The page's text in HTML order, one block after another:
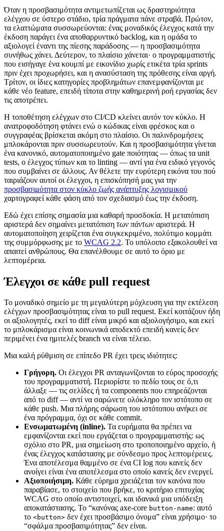
Όταν η προσβασιμότητα αντιμετωπίζεται ως δραστηριότητα
ελέγχου σε ύστερο στάδιο, τρία πράγματα πάνε στραβά. Πρώτον,
τα ελαττώματα συσσωρεύονται: ένας μοναδικός έλεγχος κατά την
έκδοση παράγει ένα αποθαρρυντικό backlog, και η ομάδα το
αξιολογεί έναντι της πίεσης παράδοσης — η προσβασιμότητα
συνήθως χάνει. Δεύτερον, το πλαίσιο χάνεται· ο προγραμματιστής
που εισήγαγε ένα κουμπί με εικονίδιο χωρίς ετικέτα τρία sprints
πριν έχει προχωρήσει, και η ανασύσταση της πρόθεσης είναι αργή.
Τρίτον, οι ίδιες κατηγορίες προβλημάτων επανεμφανίζονται με
κάθε νέο feature, επειδή τίποτα στην καθημερινή ροή εργασίας δεν
τις αποτρέπει.
Η τοποθέτηση ελέγχων στο CI/CD κλείνει αυτόν τον κύκλο. Η
ανατροφοδότηση φτάνει ενώ ο κώδικας είναι φρέσκος και ο
συγγραφέας βρίσκεται ακόμη στο πλαίσιο. Οι παλινδρομήσεις
μπλοκάρονται πριν συσσωρευτούν. Και η προσβασιμότητα γίνεται
ένα κανονικό, αυτοματοποιημένο gate ποιότητας — όπως τα unit
tests, ο έλεγχος τύπων και το linting — αντί για ένα ειδικό γεγονός
που συμβαίνει σε άλλους. Αν θέλετε την ευρύτερη εικόνα του πού
ταιριάζουν αυτοί οι έλεγχοι, η επισκόπησή μας για την
προσβασιμότητα στον κύκλο ζωής ανάπτυξης λογισμικού
χαρτογραφεί κάθε φάση από τον σχεδιασμό έως την έκδοση.
Εδώ έχει επίσης σημασία μια καθαρή προσδοκία. Η μετατόπιση
αριστερά δεν σημαίνει μετατόπιση των πάντων αριστερά. Η
αυτοματοποίηση χειρίζεται ένα συγκεκριμένο, πολύτιμο κομμάτι
της συμμόρφωσης με το WCAG 2.2. Το υπόλοιπο εξακολουθεί να
απαιτεί ανθρώπους. Θα επανέλθουμε σε αυτό το όριο με
λεπτομέρεια.
Έλεγχοι σε κάθε pull request
Το μοναδικό σημείο με τη μεγαλύτερη μόχλευση για την εκτέλεση
ελέγχων προσβασιμότητας είναι το pull request. Εκεί κοιτάζουν ήδη
οι αξιολογητές, εκεί το diff είναι μικρό και αξιολογήσιμο, και εκεί
το μπλοκάρισμα είναι κοινωνικά αποδεκτό επειδή κανείς δεν
περιμένει ένα ημιτελές branch να είναι τέλειο.
Μια καλή ρύθμιση σε επίπεδο PR έχει τρεις ιδιότητες:
Γρήγορη. Οι έλεγχοι PR ανταγωνίζονται το εύρος προσοχής
του προγραμματιστή. Περιορίστε το πεδίο τους σε ό,τι
άλλαξε — τις σελίδες ή τα components που επηρεάζονται
από το diff — αντί να σαρώνετε ολόκληρο τον ιστότοπο σε
κάθε push. Μια πλήρης σάρωση του ιστότοπου ανήκει σε
ένα πρόγραμμα, όχι σε κάθε commit.
Ενσωματωμένη (inline). Τα ευρήματα θα πρέπει να
εμφανίζονται εκεί που εργάζεται ο προγραμματιστής: ως
σχόλιο στο PR, μια σημείωση στο τροποποιημένο αρχείο, ή
ένας έλεγχος κατάστασης με σύνδεσμο προς λεπτομέρειες.
Ένα αποτέλεσμα θαμμένο σε ένα CI log που κανείς δεν
ανοίγει είναι ένα αποτέλεσμα στο οποίο κανείς δεν ενεργεί.
Αξιοποιήσιμη. Κάθε εύρημα χρειάζεται τον κανόνα που
παραβίασε, το στοιχείο που βρήκε, το κριτήριο επιτυχίας
WCAG στο οποίο αντιστοιχεί, και ιδανικά μια υπόδειξη
αποκατάστασης. Το “κανόνας axe-core button-name: αυτό
το <button> δεν έχει προσβάσιμο όνομα” είναι χρήσιμο· το
“σφάλμα προσβασιμότητας” δεν είναι.